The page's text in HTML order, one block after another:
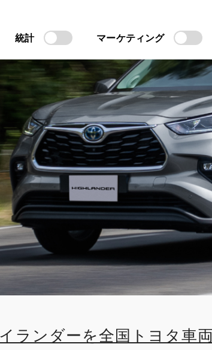
統計 マーケティング
ランダーを全国トヨタ車